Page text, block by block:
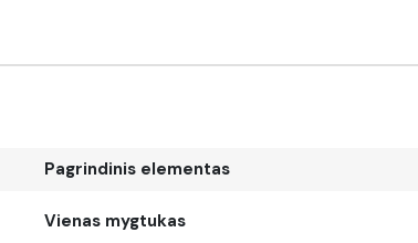
Pagrindinis elementas
Vienas mygtukas